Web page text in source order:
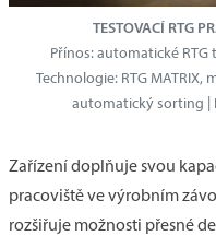
TESTOVACÍ RTG
Přínos: automatické
Technologie: RTG
automatický sorting |
Zařízení doplňuje svou
pracoviště ve výrobním
rozšiřuje možnosti přesné